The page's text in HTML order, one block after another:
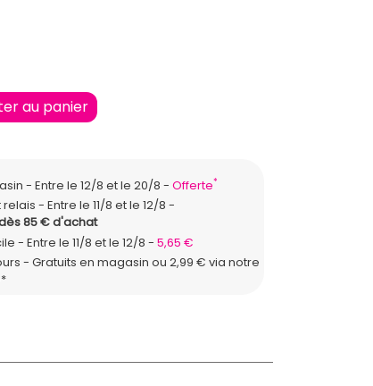
au panier
Entre le 12/8 et le 20/8 Offerte*
relais
Entre le 11/8 et le 12/8
85 € d'achat
Entre le 11/8 et le 12/8
5,65 €
- Gratuits en magasin ou 2,99 € via notre